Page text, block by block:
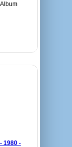
1980 -